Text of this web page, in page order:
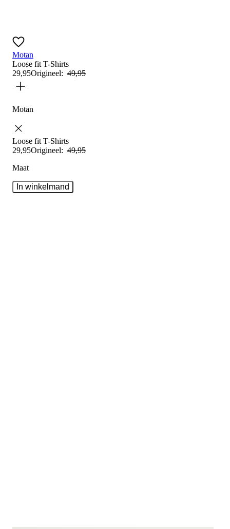
Motan
Loose fitT-Shirts
29,95Origineel: 49,95
Motan
Loose fitT-Shirts
29,95Origineel: 49,95
Maat
In winkelmand